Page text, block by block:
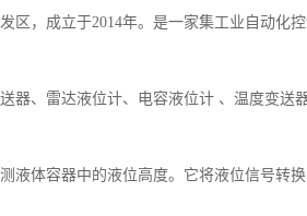
区，成立于2014年。是一家集工业自动化
器、雷达液位计、电容液位计 、温度变送
液体容器中的液位高度。它将液位信号转